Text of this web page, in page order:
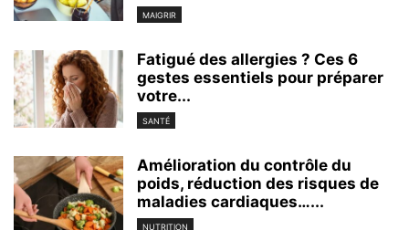
MAIGRIR
Fatigué des allergies ? Ces 6
gestes essentiels pour préparer
votre...
SANTÉ
Amélioration du contrôle du
poids, réduction des risques de
maladies cardiaques…...
NUTRITION